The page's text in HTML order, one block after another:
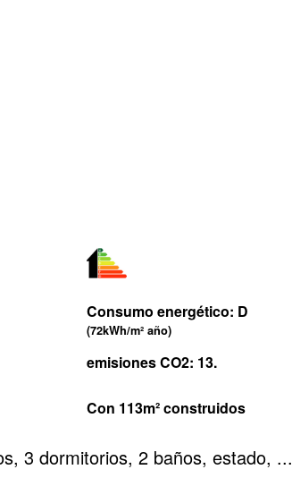
Consumo energético: D
(72kWh/m² año)
emisiones CO2: 13.
Con 113m² construidos
3 dormitorios, 2 baños, estado, ...